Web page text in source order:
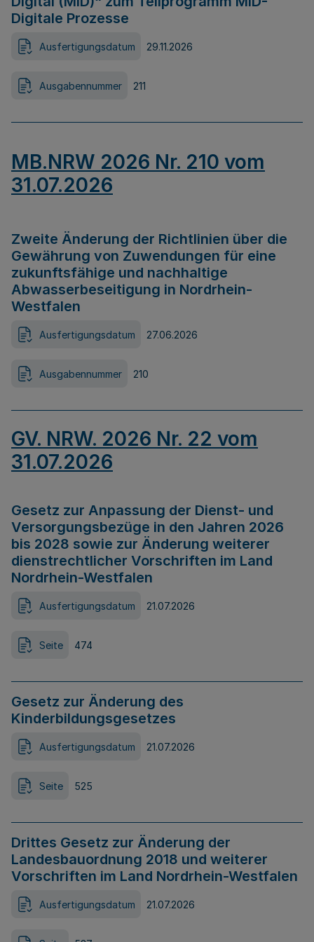
Digitale Prozesse
Ausfertigungsdatum 29.11.2026
Ausgabennummer 211
MB.NRW 2026 Nr. 210 vom
31.07.2026
Zweite Änderung der Richtlinien über die
Gewährung von Zuwendungen für eine
zukunftsfähige und nachhaltige
Abwasserbeseitigung in Nordrhein-
Westfalen
Ausfertigungsdatum 27.06.2026
Ausgabennummer 210
GV. NRW. 2026 Nr. 22 vom
31.07.2026
Gesetz zur Anpassung der Dienst- und
Versorgungsbezüge in den Jahren 2026
bis 2028 sowie zur Änderung weiterer
dienstrechtlicher Vorschriften im Land
Nordrhein-Westfalen
Ausfertigungsdatum 21.07.2026
Seite 474
Gesetz zur Änderung des
Kinderbildungsgesetzes
Ausfertigungsdatum 21.07.2026
Seite 525
Drittes Gesetz zur Änderung der
Landesbauordnung 2018 und weiterer
Vorschriften im Land Nordrhein-Westfalen
Ausfertigungsdatum 21.07.2026